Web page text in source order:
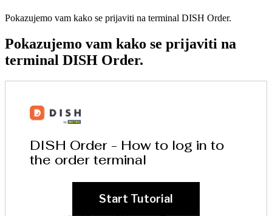
Pokazujemo vam kako se prijaviti na terminal DISH Order.
Pokazujemo vam kako se prijaviti na
terminal DISH Order.